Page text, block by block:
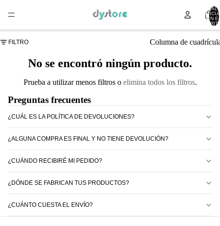
TOTAL
EN
FILTRO Columna de
No se encontró ningún producto.
Prueba a utilizar menos filtros o elimina todos los filtros.
Preguntas frecuentes
¿CUÁL ES LA POLÍTICA DE DEVOLUCIONES?
¿ALGUNA COMPRA ES FINAL Y NO TIENE DEVOLUCIÓN?
¿CUÁNDO RECIBIRÉ MI PEDIDO?
¿DÓNDE SE FABRICAN TUS PRODUCTOS?
¿CUÁNTO CUESTA EL ENVÍO?